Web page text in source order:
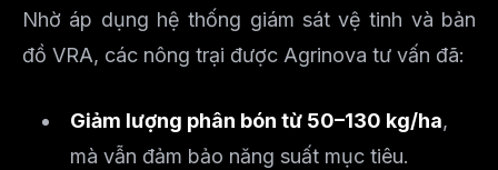
Nhờ áp dụng hệ thống giám sát vệ tinh và bản
đồ VRA, các nông trại được Agrinova tư vấn đã:
Giảm lượng phân bón từ 50–130 kg/ha,
mà vẫn đảm bảo năng suất mục tiêu.